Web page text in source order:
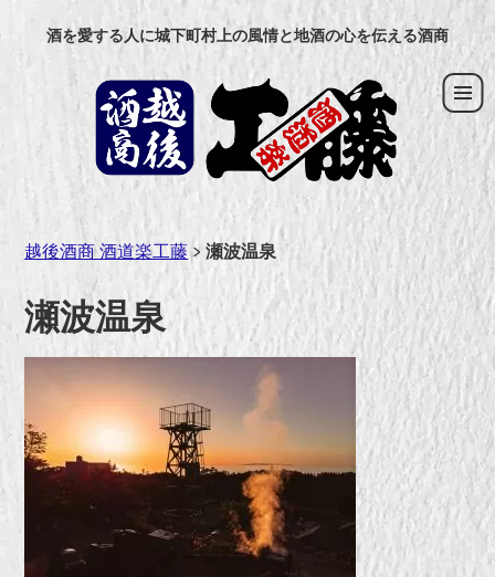
酒を愛する人に城下町村上の風情と地酒の心を伝える酒商
越後酒商 酒道楽工藤 >瀬波温泉
瀬波温泉